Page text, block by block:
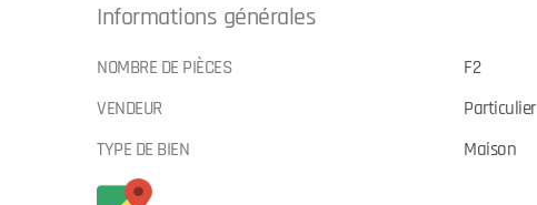
Informations générales
NOMBRE DE PIÈCES
F2
VENDEUR
Particulier
TYPE DE BIEN
Maison